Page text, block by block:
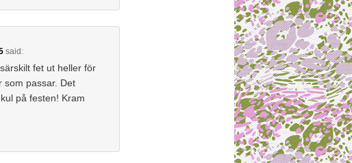
said:
fet ut heller för
som passar. Det
på festen! Kram